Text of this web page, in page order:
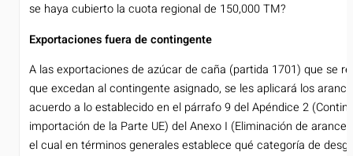
se haya cubierto la cuota regional de 150,000 TM?
Exportaciones fuera de contingente
A las exportaciones de azúcar de caña (partida 1701) que se
que excedan al contingente asignado, se les aplicará los
acuerdo a lo establecido en el párrafo 9 del Apéndice 2
importación de la Parte UE) del Anexo I (Eliminación de
el cual en términos generales establece qué categoría de